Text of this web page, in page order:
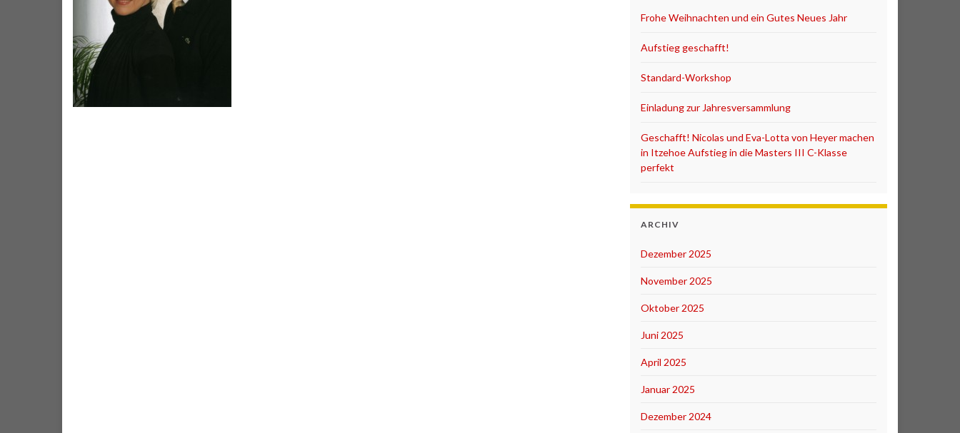
Frohe Weihnachten und ein Gutes Neues Jahr
Aufstieg geschafft!
Standard-Workshop
Einladung zur Jahresversammlung
Geschafft! Nicolas und Eva-Lotta von Heyer machen
in Itzehoe Aufstieg in die Masters III C-Klasse
perfekt
ARCHIV
Dezember 2025
November 2025
Oktober 2025
Juni 2025
April 2025
Januar 2025
Dezember 2024